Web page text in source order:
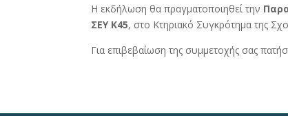
Η εκδήλωση θα πραγματοποιηθεί την
ΣΕΥ Κ45, στο Κτηριακό Συγκρότημα της
Για επιβεβαίωση της συμμετοχής σας